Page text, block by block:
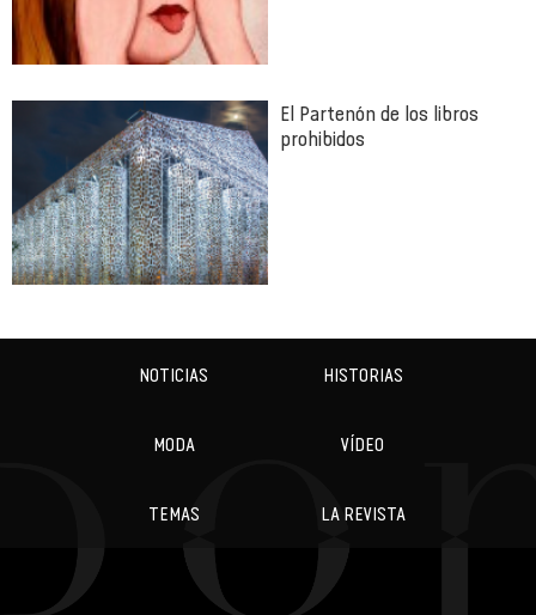
El Partenón de los libros
prohibidos
NOTICIAS HISTORIAS
MODA VÍDEO
TEMAS LA REVISTA